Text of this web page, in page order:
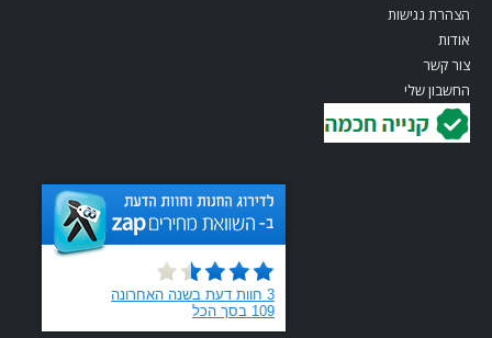
הצהרת נגישות
אודות
צור קשר
החשבון שלי